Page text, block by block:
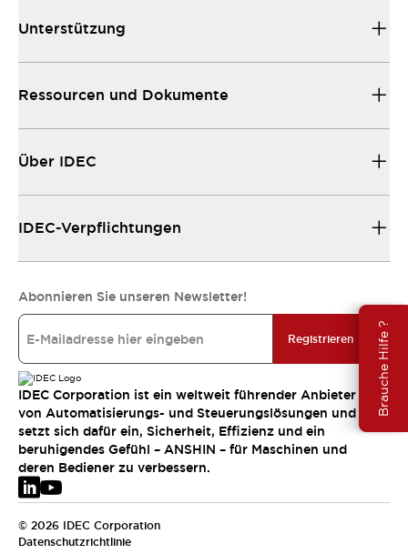
Brauche Hilfe ?
Unterstützung
Ressourcen und Dokumente
Über IDEC
IDEC-Verpflichtungen
Abonnieren Sie unseren Newsletter!
Registrieren
IDEC Corporation ist ein weltweit führender Anbieter
von Automatisierungs- und Steuerungslösungen und
setzt sich dafür ein, Sicherheit, Effizienz und ein
beruhigendes Gefühl – ANSHIN – für Maschinen und
deren Bediener zu verbessern.
© 2026 IDEC Corporation
Datenschutzrichtlinie